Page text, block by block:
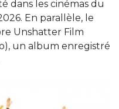
dans les cinémas du
En parallèle, le
Unshatter Film
un album enregistré